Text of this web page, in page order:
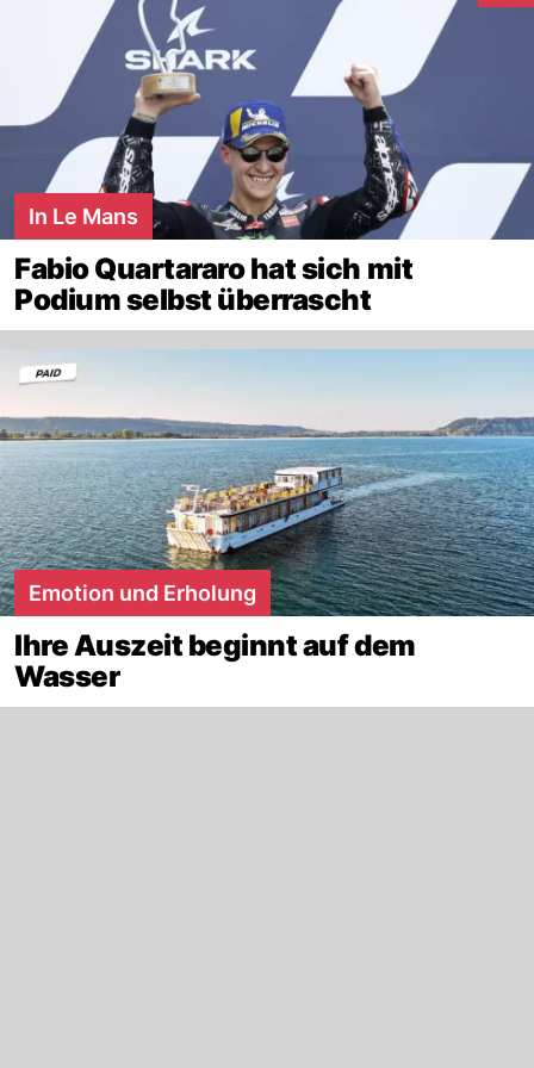
In Le Mans
Fabio Quartararo hat sich mit
Podium selbst überrascht
Emotion und Erholung
Ihre Auszeit beginnt auf dem
Wasser